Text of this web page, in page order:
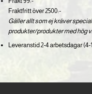
Fraktfritt över 2500:-
Gäller allt som ej kräver
produkter/produkter med hög
Leveranstid 2-4 arbetsdagar